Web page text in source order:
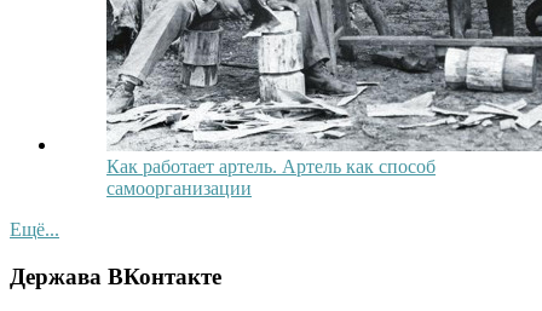
Как работает артель. Артель как способ
самоорганизации
Ещё...
Держава ВКонтакте